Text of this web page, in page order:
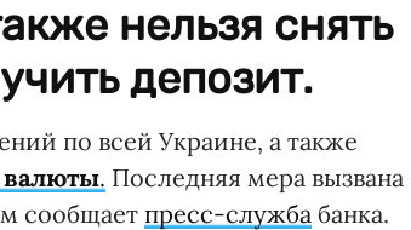
нельзя снять
депозит.
по всей Украине, а также
валюты. Последняя мера вызвана
сообщает пресс-служба банка.